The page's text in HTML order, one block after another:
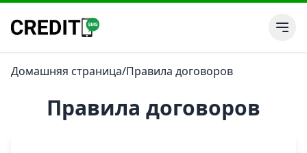
Домашняя страница/Правила договоров
Правила договоров